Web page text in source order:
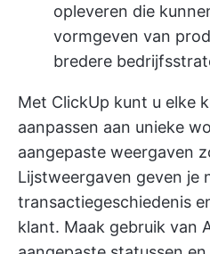
opleveren die
vormgeven van
bredere
Met ClickUp kunt u elke
aanpassen aan unieke
aangepaste weergaven
Lijstweergaven geven je
transactiegeschiedenis
klant. Maak gebruik van